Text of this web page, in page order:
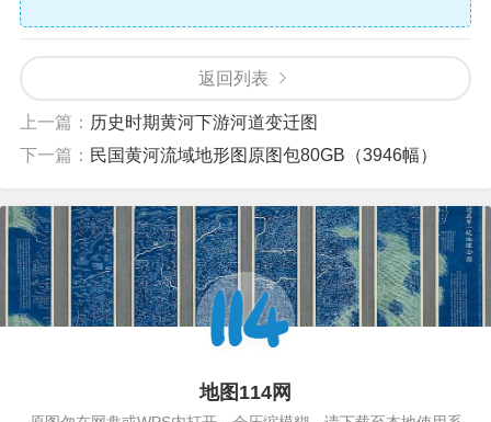
返回列表
上一篇： 历史时期黄河下游河道变迁图
下一篇： 民国黄河流域地形图原图包80GB（3946幅）
地图114网